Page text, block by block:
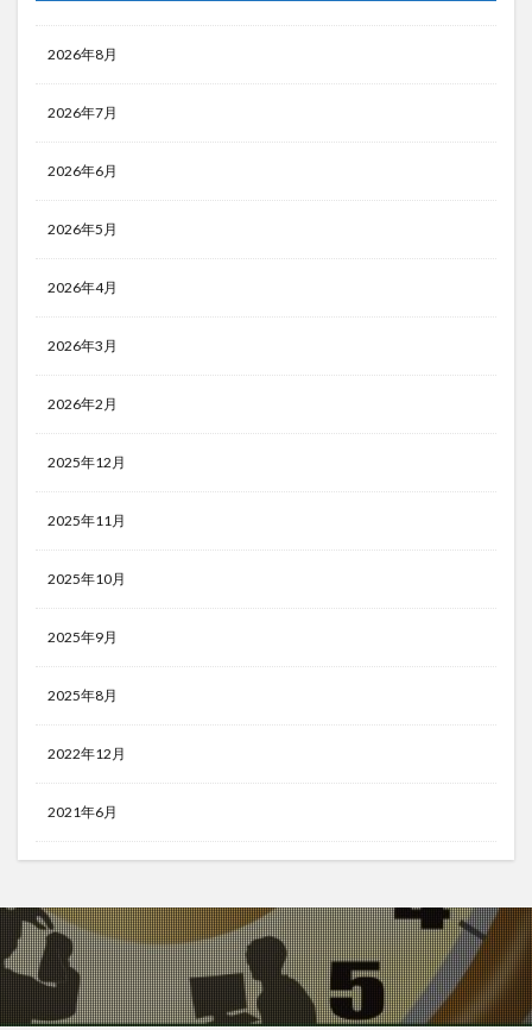
2026年8月
2026年7月
2026年6月
2026年5月
2026年4月
2026年3月
2026年2月
2025年12月
2025年11月
2025年10月
2025年9月
2025年8月
2022年12月
2021年6月